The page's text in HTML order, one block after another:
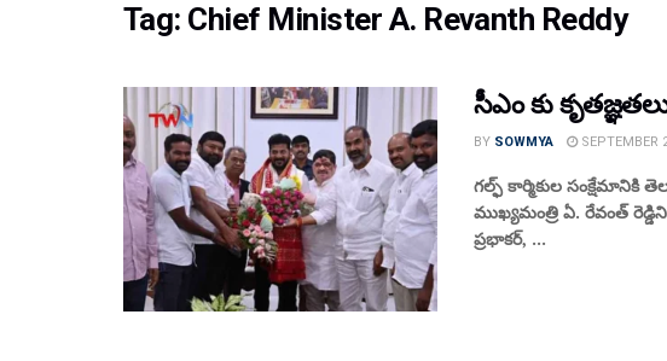
Tag: Chief Minister A. Revanth Reddy
సీఎం కు
BY SOWMYA SEPTEMBER
గల్ఫ్ కార్మికుల సంక్షేమానికి
ముఖ్యమంత్రి ఏ. రేవంత్
ప్రభాకర్, ...